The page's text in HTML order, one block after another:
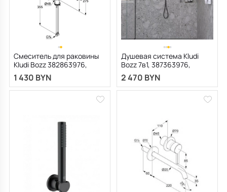
Смеситель для раковины
Kludi Bozz 382863976,
черный матовый
1 430 BYN
Душевая система Kludi
Bozz 7в1, 387363976,
черный матовый
2 470 BYN